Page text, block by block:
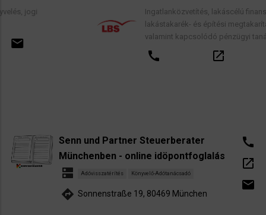
Ingatlanközvetítés, lakáscélú finanszírozási
lakástakarék- és építési megtakarítási
valamint kapcsolódó pénzügyi tanácsadás.
Senn und Partner Steuerberater
Münchenben - online idöpontfoglalás
dns Adóvisszatérítés Könyvelő-Adótanácsadó
directions Sonnenstraße 19, 80469 München
call
open_in_new
email